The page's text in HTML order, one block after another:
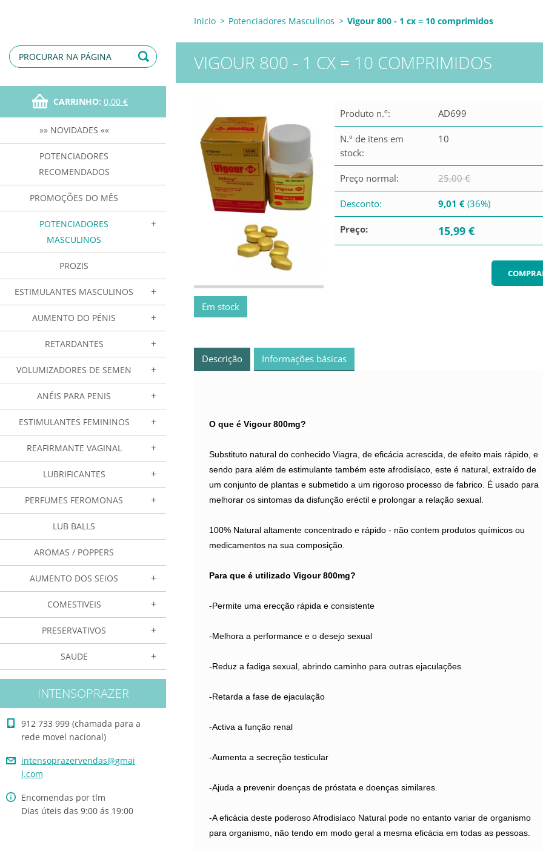
CARRINHO: 0,00 €
»» NOVIDADES ««
POTENCIADORES
RECOMENDADOS
PROMOÇÕES DO MÊS
POTENCIADORES
MASCULINOS
PROZIS
ESTIMULANTES MASCULINOS
AUMENTO DO PÉNIS
RETARDANTES
VOLUMIZADORES DE SEMEN
ANÉIS PARA PENIS
ESTIMULANTES FEMININOS
REAFIRMANTE VAGINAL
LUBRIFICANTES
PERFUMES FEROMONAS
LUB BALLS
AROMAS / POPPERS
AUMENTO DOS SEIOS
COMESTIVEIS
PRESERVATIVOS
SAUDE
INTENSOPRAZER
912 733 999 (chamada para a
rede movel nacional)
intensoprazervendas@gmai
l.com
Encomendas por tlm
Dias úteis das 9:00 ás 19:00
Inicio > Potenciadores Masculinos > Vigour 800 - 1 cx = 10 comprimidos
VIGOUR 800 - 1 CX = 10 COMPRIMIDOS
Em stock
Produto n.º: AD699
N.º de itens em
stock:
10
Preço normal: 25,00 €
Desconto: 9,01 € (36%)
Preço: 15,99 €
Descrição Informações básicas
O que é Vigour 800mg?
Substituto natural do conhecido Viagra, de eficácia acrescida, de efeito mais rápido, e
sendo para além de estimulante também este afrodisíaco, este é natural, extraído de
um conjunto de plantas e submetido a um rigoroso processo de fabrico. É usado para
melhorar os sintomas da disfunção eréctil e prolongar a relação sexual.
100% Natural altamente concentrado e rápido - não contem produtos químicos ou
medicamentos na sua composição.
Para que é utilizado Vigour 800mg?
-Permite uma erecção rápida e consistente
-Melhora a performance e o desejo sexual
-Reduz a fadiga sexual, abrindo caminho para outras ejaculações
-Retarda a fase de ejaculação
-Activa a função renal
-Aumenta a secreção testicular
-Ajuda a prevenir doenças de próstata e doenças similares.
-A eficácia deste poderoso Afrodisíaco Natural pode no entanto variar de organismo
para organismo, não tendo em modo geral a mesma eficácia em todas as pessoas.